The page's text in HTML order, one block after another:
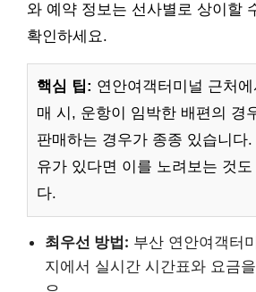
와 예약 정보는 선사별로 상이할
확인하세요.
핵심 팁: 연안여객터미널 근처
매 시, 운항이 임박한 배편의 경
판매하는 경우가 종종 있습니다
유가 있다면 이를 노려보는 것도
다.
최우선 방법: 부산 연안여객터
지에서 실시간 시간표와 요금